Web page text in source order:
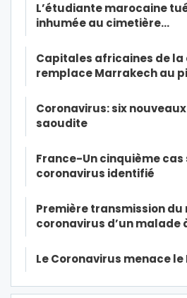
L’étudiante marocaine
inhumée au cimetière…
Capitales africaines de
remplace Marrakech au
Coronavirus: six
saoudite
France-Un cinquième
coronavirus identifié
Première transmission du
coronavirus d’un malade
Le Coronavirus menace le